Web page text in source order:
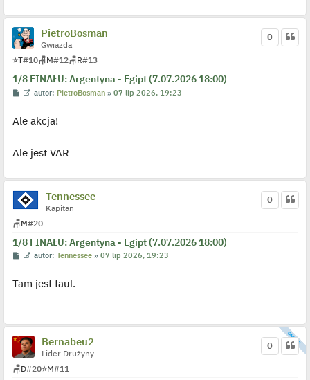
p
o
s
t
PietroBosman
Gwiazda
⭐T#10🪑M#12🪑R#13
1/8 FINAŁU: Argentyna - Egipt (7.07.2026 18:00)
0
P
t
W
w
i
l
j
e
d
y
c
y
p
t
autor: PietroBosman »07 lip 2026, 19:23
Ale akcja!
Ale jest VAR
Tennessee
Kapitan
🪑M#20
1/8 FINAŁU: Argentyna - Egipt (7.07.2026 18:00)
0
P
t
W
w
i
p
o
j
e
y
autor:Tennessee »07 lip 2026, 19:23
Tam jest faul.
Bernabeu2
Lider Drużyny
🪑D#20⭐M#11
0